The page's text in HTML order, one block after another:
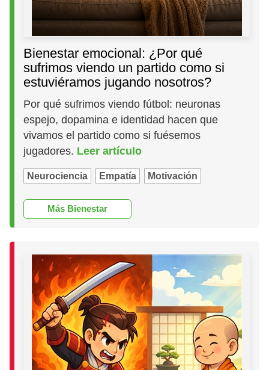
Bienestar emocional: ¿Por qué
sufrimos viendo un partido como si
estuviéramos jugando nosotros?
Por qué sufrimos viendo fútbol: neuronas
espejo, dopamina e identidad hacen que
vivamos el partido como si fuésemos
jugadores. Leer artículo
Neurociencia Empatía Motivación
Más Bienestar